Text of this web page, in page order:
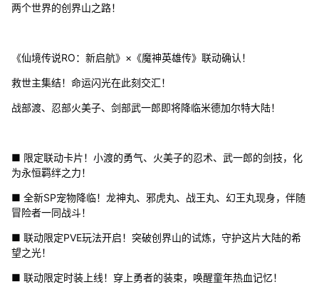
两个世界的创界山之路！
《仙境传说RO：新启航》×《魔神英雄传》联动确认！
救世主集结！命运闪光在此刻交汇！
战部渡、忍部火美子、剑部武一郎即将降临米德加尔特大陆！
■ 限定联动卡片！小渡的勇气、火美子的忍术、武一郎的剑技，化
为永恒羁绊之力！
■ 全新SP宠物降临！龙神丸、邪虎丸、战王丸、幻王丸现身，伴随
冒险者一同战斗！
■ 联动限定PVE玩法开启！突破创界山的试炼，守护这片大陆的希
望之光！
■ 联动限定时装上线！穿上勇者的装束，唤醒童年热血记忆！